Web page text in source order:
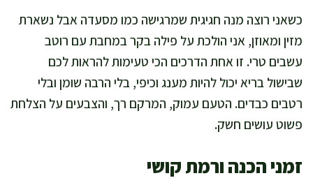
כשאני רוצה מנה חגיגית שמרגישה כמו מסעדה אבל נשארת
מזין ומאוזן, אני הולכת על פילה בקר במחבת עם רוטב
עשבים טרי. זו אחת הדרכים הכי טעימות להראות לכם
שבישול בריא יכול להיות מענג וכיפי, בלי הרבה שומן ובלי
רטבים כבדים. הטעם עמוק, המרקם רך, והצבעים על הצלחת
פשוט עושים חשק.
זמני הכנה ורמת קושי